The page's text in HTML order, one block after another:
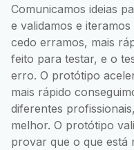
Comunicamos ideias
e validamos e
cedo erramos, mais
feito para testar, e o
erro. O protótipo
mais rápido
diferentes
melhor. O protótipo
provar que o que está